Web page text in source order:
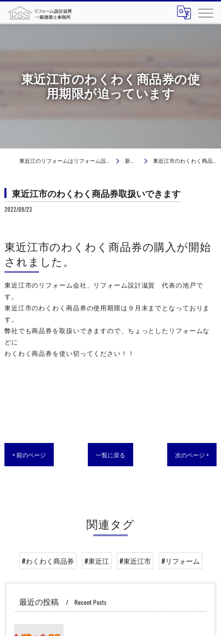
東近江市のわくわく商品券の使
用期限が迫っています
東近江のリフォームはリフォーム設計滋賀 一級建築士事務所 新着情報 東近江市のわくわく商品券取扱いできます
東近江市のわくわく商品券取扱いできます
2022/09/23
東近江市のリフォーム会社、リフォーム設計滋賀 代表の池戸で
す。
東近江市のわくわく商品券の使用期限は９月末までとなっておりま
す。
弊社でも商品券を取扱いできますので、ちょっとしたリフォームな
どに
わくわく商品券を使い切ってください！！
東近江市のわくわく商品券の購入が開始
されました。
< 前のページ 一覧に戻る 次のページ >
関連タグ
#わくわく商品券 #東近江 #東近江市 #リフォーム
最近の投稿 Recent Posts